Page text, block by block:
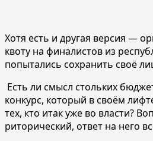
Хотя есть и другая версия —
квоту на финалистов из
попытались сохранить своё
Есть ли смысл стольких
конкурс, который в своём
тех, кто итак уже во власти?
риторический, ответ на него